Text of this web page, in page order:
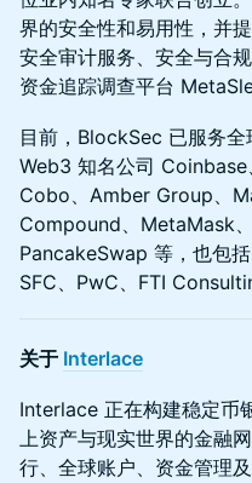
界的安全性和易用性，并
安全审计服务、安全与合
资金追踪调查平台
目前，BlockSec 已服务
Web3 知名公司 Coinbase
Cobo、Amber Group、
Compound、MetaMask
PancakeSwap 等，也包
SFC、PwC、FTI
关于 Interlace
Interlace 正在构建稳定币
上资产与现实世界的金融
行、全球账户、资金管理